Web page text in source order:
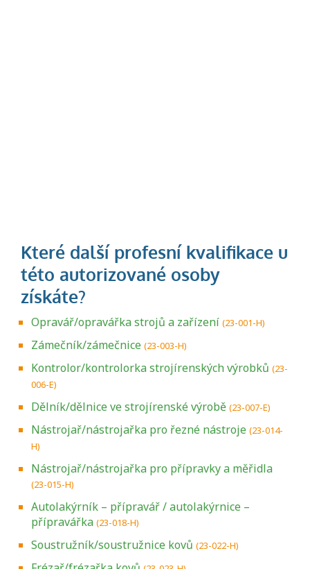
Opravář/opravářka strojů a zařízení (23-001-H)
Zámečník/zámečnice (23-003-H)
Kontrolor/kontrolorka strojírenských výrobků (23-
006-E)
Dělník/dělnice ve strojírenské výrobě (23-007-E)
Nástrojař/nástrojařka pro řezné nástroje (23-014-
H)
Nástrojař/nástrojařka pro přípravky a měřidla
(23-015-H)
Autolakýrník – přípravář / autolakýrnice –
přípravářka (23-018-H)
Soustružník/soustružnice kovů (23-022-H)